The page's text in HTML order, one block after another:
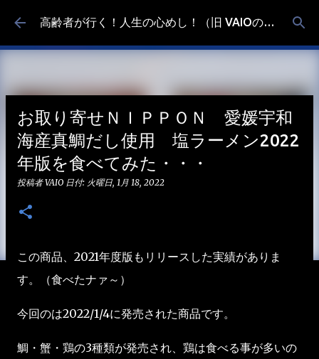
スキップしてメイン コンテンツに移動 高齢者が行く！人生の心めし！（旧 VAIOの食べ歩き）
お取り寄せＮＩＰＰＯＮ 愛媛宇和
海産真鯛だし使用 塩ラーメン2022
年版を食べてみた・・・
投稿者VAIO 日付: 火曜日, 1月 18, 2022
この商品、2021年度版もリリースした実績がありま
す。（食べたナァ～）
今回のは2022/1/4に発売された商品です。
鯛・蟹・鶏の3種類が発売され、鶏は食べる事が多いの